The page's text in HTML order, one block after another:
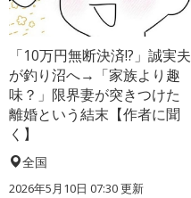
「10万円無断決済!?」誠実夫
が釣り沼へ→「家族より趣
味？」限界妻が突きつけた
離婚という結末【作者に聞
く】
全国
2026年5月10日 07:30 更新